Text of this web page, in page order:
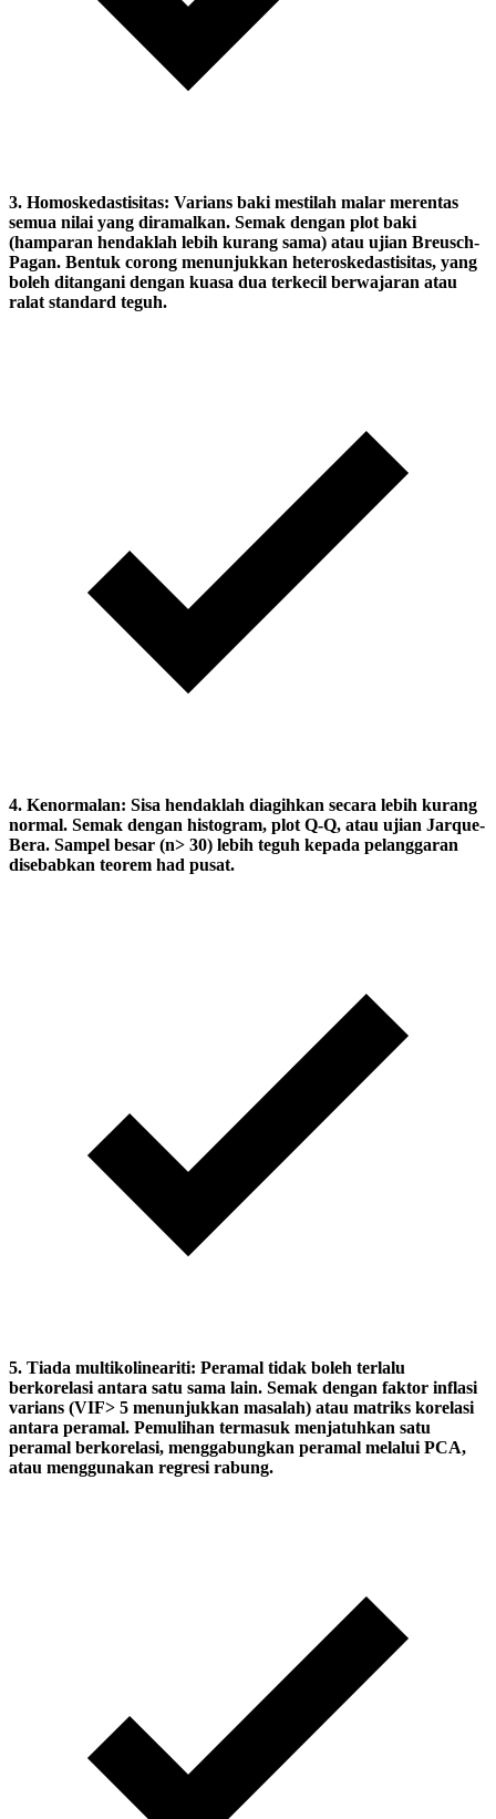
3. Homoskedastisitas: Varians baki mestilah malar merentas
semua nilai yang diramalkan. Semak dengan plot baki
(hamparan hendaklah lebih kurang sama) atau ujian Breusch-
Pagan. Bentuk corong menunjukkan heteroskedastisitas, yang
boleh ditangani dengan kuasa dua terkecil berwajaran atau
ralat standard teguh.
4. Kenormalan: Sisa hendaklah diagihkan secara lebih kurang
normal. Semak dengan histogram, plot Q-Q, atau ujian Jarque-
Bera. Sampel besar (n> 30) lebih teguh kepada pelanggaran
disebabkan teorem had pusat.
5. Tiada multikolineariti: Peramal tidak boleh terlalu
berkorelasi antara satu sama lain. Semak dengan faktor inflasi
varians (VIF> 5 menunjukkan masalah) atau matriks korelasi
antara peramal. Pemulihan termasuk menjatuhkan satu
peramal berkorelasi, menggabungkan peramal melalui PCA,
atau menggunakan regresi rabung.